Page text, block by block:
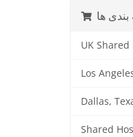
ها
UK
Los
Dallas,
Shared